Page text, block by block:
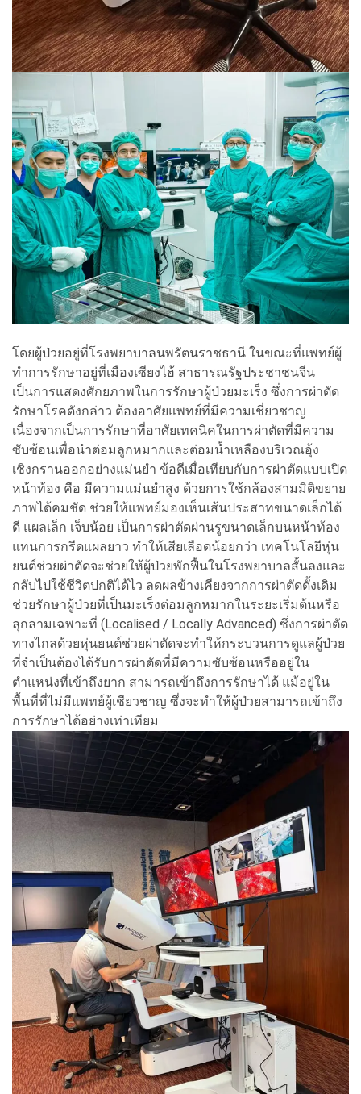
โดยผู้ป่วยอยู่ที่โรงพยาบาลนพรัตนราชธานี ในขณะที่แพทย์ผู้
ทำการรักษาอยู่ที่เมืองเซียงไฮ้ สาธารณรัฐประชาชนจีน
เป็นการแสดงศักยภาพในการรักษาผู้ป่วยมะเร็ง ซึ่งการผ่าตัด
รักษาโรคดังกล่าว ต้องอาศัยแพทย์ที่มีความเชี่ยวชาญ
เนื่องจากเป็นการรักษาที่อาศัยเทคนิคในการผ่าตัดที่มีความ
ซับซ้อนเพื่อนำต่อมลูกหมากและต่อมน้ำเหลืองบริเวณอุ้ง
เชิงกรานออกอย่างแม่นยำ ข้อดีเมื่อเทียบกับการผ่าตัดแบบเปิด
หน้าท้อง คือ มีความแม่นยำสูง ด้วยการใช้กล้องสามมิติขยาย
ภาพได้คมชัด ช่วยให้แพทย์มองเห็นเส้นประสาทขนาดเล็กได้
ดี แผลเล็ก เจ็บน้อย เป็นการผ่าตัดผ่านรูขนาดเล็กบนหน้าท้อง
แทนการกรีดแผลยาว ทำให้เสียเลือดน้อยกว่า เทคโนโลยีหุ่น
ยนต์ช่วยผ่าตัดจะช่วยให้ผู้ป่วยพักฟื้นในโรงพยาบาลสั้นลงและ
กลับไปใช้ชีวิตปกติได้ไว ลดผลข้างเคียงจากการผ่าตัดดั้งเดิม
ช่วยรักษาผู้ป่วยที่เป็นมะเร็งต่อมลูกหมากในระยะเริ่มต้นหรือ
ลุกลามเฉพาะที่ (Localised / Locally Advanced) ซึ่งการผ่าตัด
ทางไกลด้วยหุ่นยนต์ช่วยผ่าตัดจะทำให้กระบวนการดูแลผู้ป่วย
ที่จำเป็นต้องได้รับการผ่าตัดที่มีความซับซ้อนหรืออยู่ใน
ตำแหน่งที่เข้าถึงยาก สามารถเข้าถึงการรักษาได้ แม้อยู่ใน
พื้นที่ที่ไม่มีแพทย์ผู้เชียวชาญ ซึ่งจะทำให้ผู้ป่วยสามารถเข้าถึง
การรักษาได้อย่างเท่าเทียม